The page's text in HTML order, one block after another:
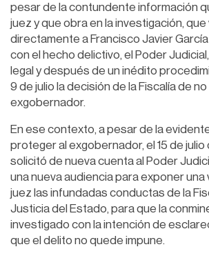
pesar de la contundente información
juez y que obra en la investigación, que
directamente a Francisco Javier
con el hecho delictivo, el Poder
legal y después de un inédito
9 de julio la decisión de la Fiscalía de no
exgobernador.
En ese contexto, a pesar de la
proteger al exgobernador, el 15 de
solicitó de nueva cuenta al Poder
una nueva audiencia para exponer una
juez las infundadas conductas de la
Justicia del Estado, para que la
investigado con la intención de
que el delito no quede impune.